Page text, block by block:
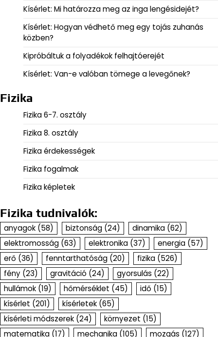
Kísérlet: Mi határozza meg az inga lengésidejét?
Kísérlet: Hogyan védhető meg egy tojás zuhanás
közben?
Kipróbáltuk a folyadékok felhajtóerejét
Kísérlet: Van-e valóban tömege a levegőnek?
Fizika
Fizika 6-7. osztály
Fizika 8. osztály
Fizika érdekességek
Fizika fogalmak
Fizika képletek
Fizika tudnivalók:
anyagok (58) biztonság (24) dinamika (62)
elektromosság (63) elektronika (37) energia (57)
erő (36) fenntarthatóság (20) fizika (526)
fény (23) gravitáció (24) gyorsulás (22)
hullámok (19) hőmérséklet (45) idő (15)
kísérlet (201) kísérletek (65)
kísérleti módszerek (24) környezet (15)
matematika (17) mechanika (105) mozgás (127)